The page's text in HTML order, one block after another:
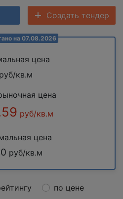
Создать тендер
на 07.08.2026
цена
руб/кв.м
цена
руб/кв.м
цена
руб/кв.м
по цене